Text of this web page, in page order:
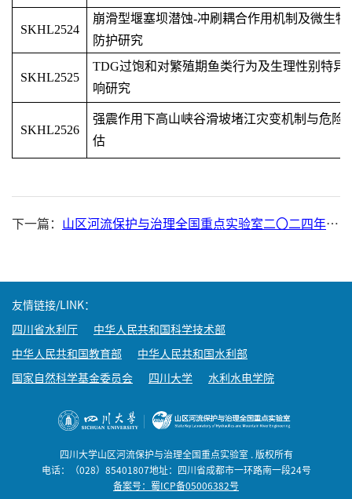
SKHL2524
崩滑型堰塞坝潜蚀-冲刷耦合作用机制及微生物
防护研究
SKHL2525
TDG过饱和对繁殖期鱼类行为及生理性别特异
响研究
SKHL2526
强震作用下高山峡谷滑坡堵江灾变机制与危险
估
下一篇： 山区河流保护与治理全国重点实验室二〇二四年开放课题获批名单
友情链接/LINK：
四川省水利厅 中华人民共和国科学技术部
中华人民共和国教育部 中华人民共和国水利部
国家自然科学基金委员会 四川大学 水利水电学院
四川大学山区河流保护与治理全国重点实验室 . 版权所有
电话：（028）85401807地址：四川省成都市一环路南一段24号
备案号：蜀ICP备05006382号